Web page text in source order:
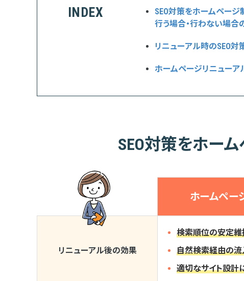
INDEX
SEO対策をホームページ
行う場合・行わない場合
リニューアル時のSEO対
ホームページリニューア
SEO対策をホー
ホームペー
リニューアル後の効果
検索順位の安定維
自然検索経由の流
適切なサイト設計